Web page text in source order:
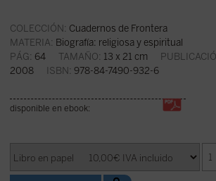
COLECCIÓN: Cuadernos de Frontera
MATERIA: Biografía: religiosa y espiritual
PÁG: 64 TAMAÑO: 13 x 21 cm
2008 ISBN: 978-84-7490-932-6
disponible en ebook: